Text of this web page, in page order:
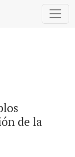
en la
de la